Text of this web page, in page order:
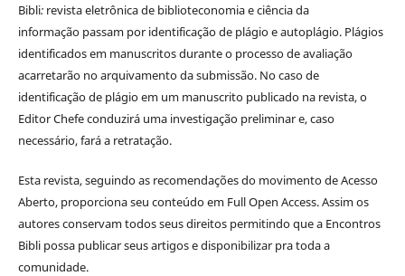
Bibli: revista eletrônica de biblioteconomia e ciência da
informaçãopassam por identificação de plágio e autoplágio. Plágios
identificados em manuscritos durante o processo de avaliação
acarretarão no arquivamento da submissão. No caso de
identificação de plágio em um manuscrito publicado na revista, o
Editor Chefe conduzirá uma investigação preliminar e, caso
necessário, fará a retratação.
Esta revista, seguindo as recomendações do movimento de Acesso
Aberto, proporciona seu conteúdo em Full Open Access. Assim os
autores conservam todos seus direitos permitindo que a Encontros
Bibli possa publicar seus artigos e disponibilizar pra toda a
comunidade.